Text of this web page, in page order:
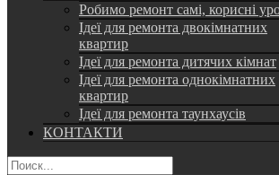
Робимо ремонт самі, корисні
Ідеї для ремонта двокімнатних
квартир
Ідеї для ремонта дитячих кімнат
Ідеї для ремонта однокімнатних
квартир
Ідеї для ремонта таунхаусів
КОНТАКТИ